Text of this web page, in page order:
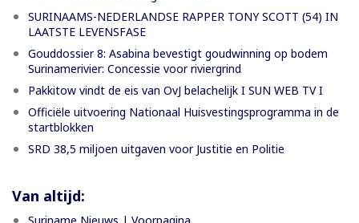
SURINAAMS-NEDERLANDSE RAPPER TONY SCOTT (54) IN
LAATSTE LEVENSFASE
Gouddossier 8: Asabina bevestigt goudwinning op bodem
Surinamerivier: Concessie voor riviergrind
Pakkitow vindt de eis van OvJ belachelijk I SUN WEB TV I
Officiële uitvoering Nationaal Huisvestingsprogramma in de
startblokken
SRD 38,5 miljoen uitgaven voor Justitie en Politie
Van altijd: